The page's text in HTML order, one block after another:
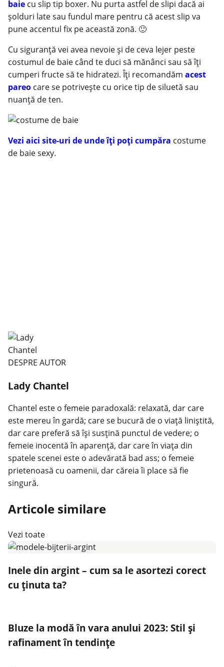
baie cu slip tip boxer. Nu purta astfel de slipi dacă ai
şolduri late sau fundul mare pentru că acest slip va
pune accentul fix pe această zonă. 🙂
Cu siguranţă vei avea nevoie şi de ceva lejer peste
costumul de baie când te duci să mănânci sau să îţi
cumperi fructe să te hidratezi. Îţi recomandăm acest
pareo care se potriveşte cu orice tip de siluetă sau
nuanţă de ten.
Vezi aici site-uri de unde îţi poţi cumpăra costume
de baie sexy.
DESPRE AUTOR
Lady Chantel
Chantel este o femeie paradoxală: relaxată, dar care
este mereu în gardă; care se bucură de o viaţă liniştită,
dar care preferă să îşi susţină punctul de vedere; o
femeie inocentă în aparenţă, dar care în viaţa din
spatele scenei este o adevărată bad ass; o femeie
prietenoasă cu oamenii, dar căreia îi place să fie
singură.
Articole similare
Vezi toate
Inele din argint – cum sa le asortezi corect
cu ținuta ta?
Bluze la modă în vara anului 2023: Stil și
rafinament în tendințe